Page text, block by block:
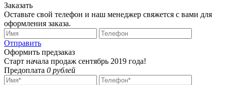
Заказать
Оставьте свой телефон и наш менеджер свяжется с вами для
оформления заказа.
Отправить
Оформить предзаказ
Старт начала продаж сентябрь 2019 года!
Предоплата 0 рублей